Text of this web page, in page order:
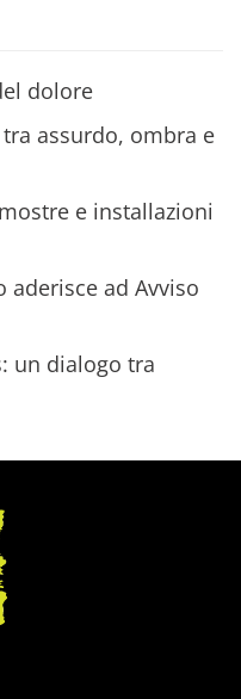
dolore
tra assurdo, ombra e
e installazioni
aderisce ad Avviso
un dialogo tra